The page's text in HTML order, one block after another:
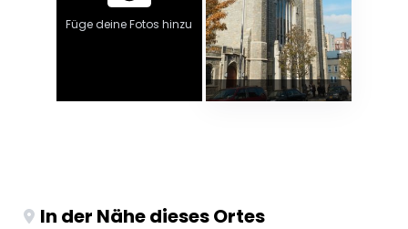
Füge deine Fotos hinzu
In der Nähe dieses Ortes